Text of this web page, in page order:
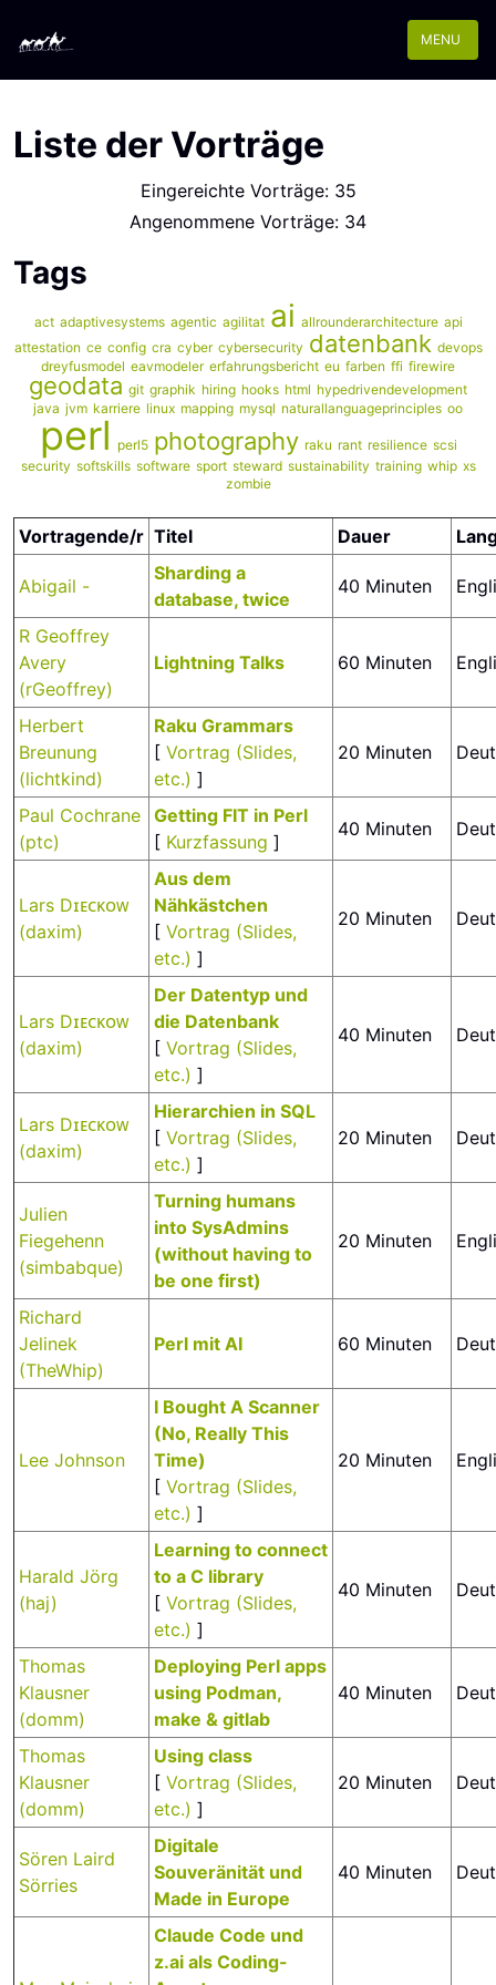
MENU
Liste der Vorträge
Eingereichte Vorträge: 35
Angenommene Vorträge: 34
Tags
act adaptivesystems agentic agilitat ai allrounderarchitecture api
attestation ce config cra cyber cybersecurity datenbank devops
dreyfusmodel eavmodeler erfahrungsbericht eu farben ffi firewire
geodata git graphik hiring hooks html hypedrivendevelopment
java jvm karriere linux mapping mysql naturallanguageprinciples oo
perl perl5 photography raku rant resilience scsi
security softskills software sport steward sustainability training whip xs
zombie
Vortragende/r Titel Dauer
Abigail -
‎Sharding a
database, twice‎
40 Minuten
R Geoffrey
Avery
(‎rGeoffrey‎)
‎Lightning Talks‎ 60 Minuten
Herbert
Breunung
(‎lichtkind‎)
‎Raku Grammars‎
[ Vortrag (Slides,
etc.) ]
20 Minuten
Paul Cochrane
(‎ptc‎)
‎Getting FIT in Perl‎
[ Kurzfassung ]
40 Minuten
Lars Dɪᴇᴄᴋᴏᴡ
(‎daxim‎)
‎Aus dem
Nähkästchen‎
[ Vortrag (Slides,
etc.) ]
20 Minuten
Lars Dɪᴇᴄᴋᴏᴡ
(‎daxim‎)
‎Der Datentyp und
die Datenbank‎
[ Vortrag (Slides,
etc.) ]
40 Minuten
Lars Dɪᴇᴄᴋᴏᴡ
(‎daxim‎)
‎Hierarchien in SQL‎
[ Vortrag (Slides,
etc.) ]
20 Minuten
Julien
Fiegehenn
(‎simbabque‎)
‎Turning humans
into SysAdmins
(without having to
be one first)‎
20 Minuten
Richard
Jelinek
(‎TheWhip‎)
‎Perl mit AI‎ 60 Minuten
Lee Johnson
‎I Bought A Scanner
(No, Really This
Time)‎
[ Vortrag (Slides,
etc.) ]
20 Minuten
Harald Jörg
(‎haj‎)
‎Learning to connect
to a C library‎
[ Vortrag (Slides,
etc.) ]
40 Minuten
Thomas
Klausner
(‎domm‎)
‎Deploying Perl apps
using Podman,
make & gitlab‎
40 Minuten
Thomas
Klausner
(‎domm‎)
‎Using class‎
[ Vortrag (Slides,
etc.) ]
20 Minuten
Sören Laird
Sörries
‎Digitale
Souveränität und
Made in Europe‎
40 Minuten
‎Claude Code und
z.ai als Coding-